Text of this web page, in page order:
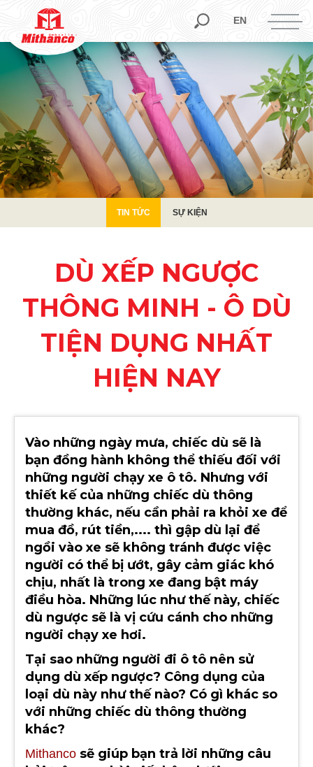
EN
SỰ KIỆN
TIN TỨC SỰ KIỆN
DÙ XẾP NGƯỢC
THÔNG MINH - Ô DÙ
TIỆN DỤNG NHẤT
HIỆN NAY
Vào những ngày mưa, chiếc dù sẽ là
bạn đồng hành không thể thiếu đối với
những người chạy xe ô tô. Nhưng với
thiết kế của những chiếc dù thông
thường khác, nếu cần phải ra khỏi xe để
mua đồ, rút tiền,.... thì gập dù lại để
ngồi vào xe sẽ không tránh được việc
người có thể bị ướt, gây cảm giác khó
chịu, nhất là trong xe đang bật máy
điều hòa. Những lúc như thế này, chiếc
dù ngược sẽ là vị cứu cánh cho những
người chạy xe hơi.
Tại sao những người đi ô tô nên sử
dụng dù xếp ngược? Công dụng của
loại dù này như thế nào? Có gì khác so
với những chiếc dù thông thường
khác?
Mithanco sẽ giúp bạn trả lời những câu